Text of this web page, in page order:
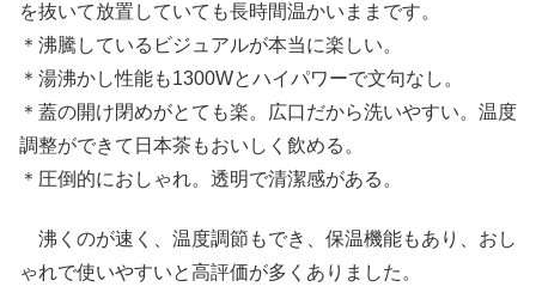
を抜いて放置していても長時間温かいままです。
＊沸騰しているビジュアルが本当に楽しい。
＊湯沸かし性能も1300Wとハイパワーで文句なし。
＊蓋の開け閉めがとても楽。広口だから洗いやすい。温度
調整ができて日本茶もおいしく飲める。
＊圧倒的におしゃれ。透明で清潔感がある。
沸くのが速く、温度調節もでき、保温機能もあり、おし
ゃれで使いやすいと高評価が多くありました。